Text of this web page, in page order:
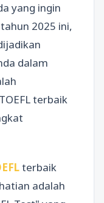
yang ingin
2025 ini,
dalam
terbaik
terbaik
adalah